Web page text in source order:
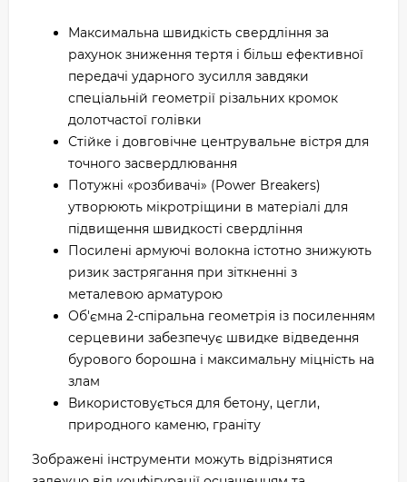
Максимальна швидкість свердління за
рахунок зниження тертя і більш ефективної
передачі ударного зусилля завдяки
спеціальній геометрії різальних кромок
долотчастої голівки
Стійке і довговічне центрувальне вістря для
точного засвердлювання
Потужні «розбивачі» (Power Breakers)
утворюють мікротріщини в матеріалі для
підвищення швидкості свердління
Посилені армуючі волокна істотно знижують
ризик застрягання при зіткненні з
металевою арматурою
Об'ємна 2-спіральна геометрія із посиленням
серцевини забезпечує швидке відведення
бурового борошна і максимальну міцність на
злам
Використовується для бетону, цегли,
природного каменю, граніту
Зображені інструменти можуть відрізнятися